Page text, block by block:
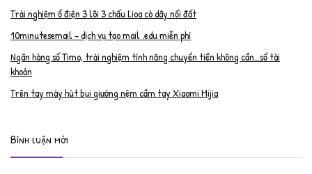
Trải nghiệm ổ điện 3 lõi 3 chấu Lioa có dây nối đất
10minutesemail – dịch vụ tạo mail .edu miễn phí
Ngân hàng số Timo, trải nghiệm tính năng chuyển tiền không cần…số tài
khoản
Trên tay máy hút bụi giường nệm cầm tay Xiaomi Mijia
Bình luận mới